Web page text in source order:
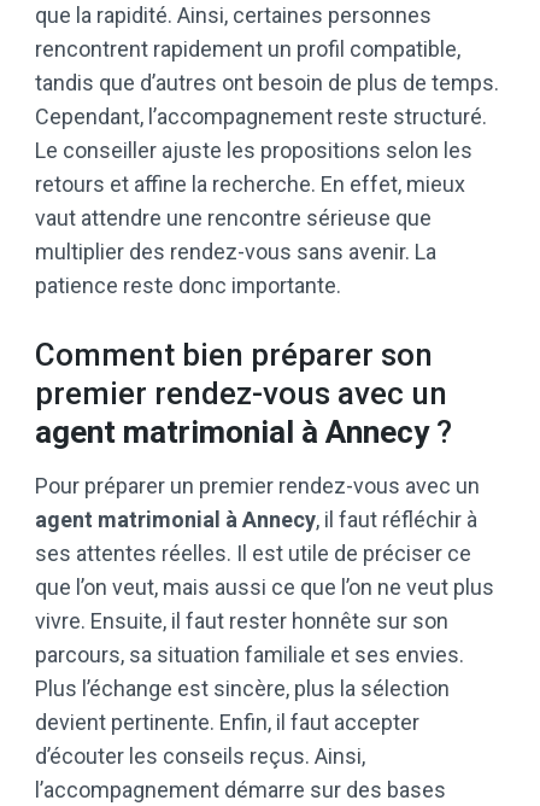
que la rapidité. Ainsi, certaines personnes
rencontrent rapidement un profil compatible,
tandis que d’autres ont besoin de plus de temps.
Cependant, l’accompagnement reste structuré.
Le conseiller ajuste les propositions selon les
retours et affine la recherche. En effet, mieux
vaut attendre une rencontre sérieuse que
multiplier des rendez-vous sans avenir. La
patience reste donc importante.
Comment bien préparer son
premier rendez-vous avec un
agent matrimonial à Annecy?
Pour préparer un premier rendez-vous avec un
agent matrimonial à Annecy, il faut réfléchir à
ses attentes réelles. Il est utile de préciser ce
que l’on veut, mais aussi ce que l’on ne veut plus
vivre. Ensuite, il faut rester honnête sur son
parcours, sa situation familiale et ses envies.
Plus l’échange est sincère, plus la sélection
devient pertinente. Enfin, il faut accepter
d’écouter les conseils reçus. Ainsi,
l’accompagnement démarre sur des bases